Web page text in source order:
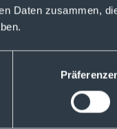
Daten zusammen,